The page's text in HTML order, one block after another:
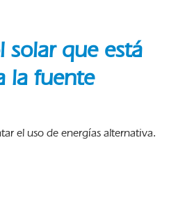
solar que está
la fuente
el uso de energías alternativa.